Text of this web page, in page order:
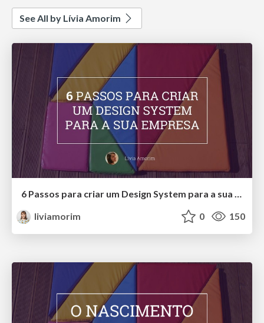
See All by Lívia Amorim
6 Passos para criar um Design System para a sua empresa
liviamorim
0 150